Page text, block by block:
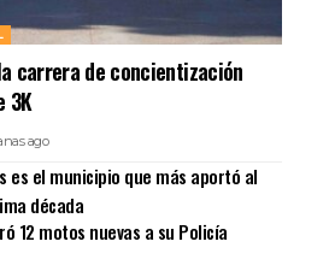
carrera de concientización
3K
ago
es el municipio que más aportó al
década
12 motos nuevas a su Policía